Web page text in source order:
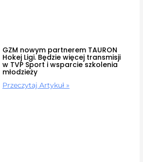
GZM nowym partnerem TAURON
Hokej Ligi. Będzie więcej transmisji
w TVP Sport i wsparcie szkolenia
młodzieży
Przeczytaj Artykuł »